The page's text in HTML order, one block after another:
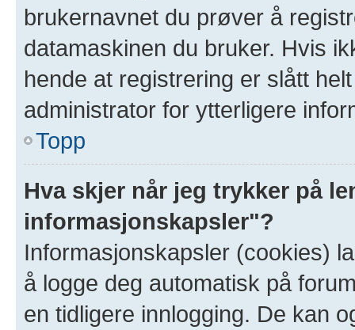
brukernavnet du prøver å
datamaskinen du bruker. Hvis
hende at registrering er slått
administrator for ytterligere
Topp
Hva skjer når jeg trykker på
informasjonskapsler"?
Informasjonskapsler (cookies)
å logge deg automatisk på
en tidligere innlogging. De kan